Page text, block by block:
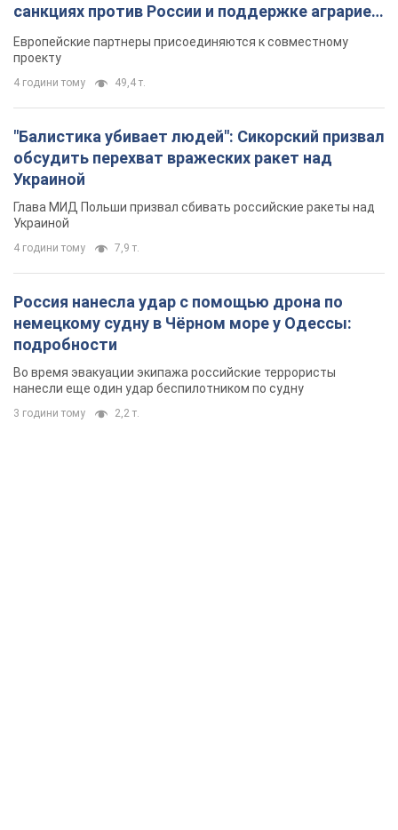
санкциях против России и поддержке аграриев.
Видео
Европейские партнеры присоединяются к совместному
проекту
4 години тому 49,4 т.
"Балистика убивает людей": Сикорский призвал
обсудить перехват вражеских ракет над
Украиной
Глава МИД Польши призвал сбивать российские ракеты над
Украиной
4 години тому 7,9 т.
Россия нанесла удар с помощью дрона по
немецкому судну в Чёрном море у Одессы:
подробности
Во время эвакуации экипажа российские террористы
нанесли еще один удар беспилотником по судну
3 години тому 2,2 т.